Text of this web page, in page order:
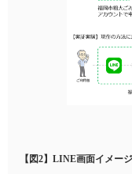
【図2】 LINE画面イメージ